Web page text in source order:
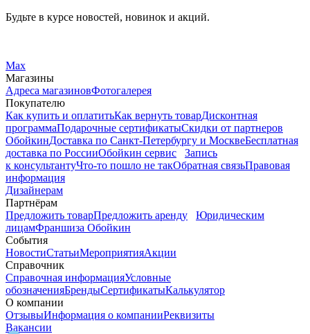
Будьте в курсе новостей, новинок и акций.
Max
Магазины
Адреса магазиновФотогалерея
Покупателю
Как купить и оплатитьКак вернуть товарДисконтная
программаПодарочные сертификатыСкидки от партнеров
ОбойкинДоставка по Санкт-Петербургу и МосквеБесплатная
доставка по РоссииОбойкин сервис
Запись
к консультантуЧто-то пошло не такОбратная связьПравовая
информация
Дизайнерам
Партнёрам
Предложить товарПредложить аренду
Юридическим
лицамФраншиза Обойкин
События
НовостиСтатьиМероприятияАкции
Справочник
Справочная информацияУсловные
обозначенияБрендыСертификатыКалькулятор
О компании
ОтзывыИнформация о компанииРеквизиты
Вакансии